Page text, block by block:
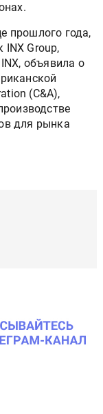
прошлого года,
INX Group,
объявила о
(C&A),
для рынка